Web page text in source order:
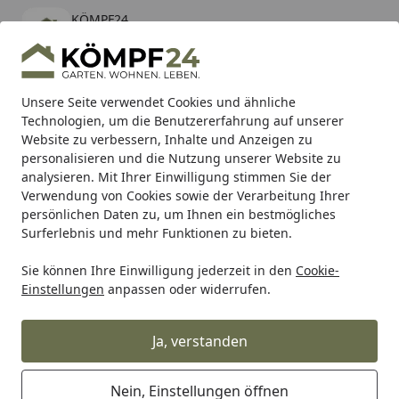
Unsere Seite verwendet Cookies und ähnliche
Technologien, um die Benutzererfahrung auf unserer
Website zu verbessern, Inhalte und Anzeigen zu
personalisieren und die Nutzung unserer Website zu
analysieren. Mit Ihrer Einwilligung stimmen Sie der
Verwendung von Cookies sowie der Verarbeitung Ihrer
persönlichen Daten zu, um Ihnen ein bestmögliches
Surferlebnis und mehr Funktionen zu bieten.
Sie können Ihre Einwilligung jederzeit in den Cookie-
Einstellungen anpassen oder widerrufen.
Ja, verstanden
Nein, Einstellungen öffnen
KÖMPF24
kostenlos - Im App Store
Hotline
Alle Produkte
Mein Konto
Suchen
Karibu Pools inkl. gratis Sandfilteranlage & Pool-
Starterset (Gesamtwert bis 468,99€)
Startseite
Alles für den Garten Gartenhaus Pavillons & Lauben
Kunststoff Dachrinnenset 482B für
Pavillons (6 Ecken)